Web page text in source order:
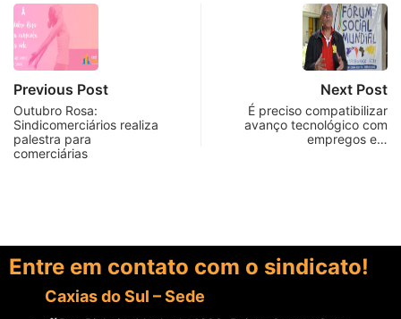
Previous Post
Outubro Rosa:
Sindicomerciários realiza
palestra para
comerciárias
Next Post
É preciso compatibilizar
avanço tecnológico com
empregos e…
Entre em contato com o sindicato!
Caxias do Sul – Sede